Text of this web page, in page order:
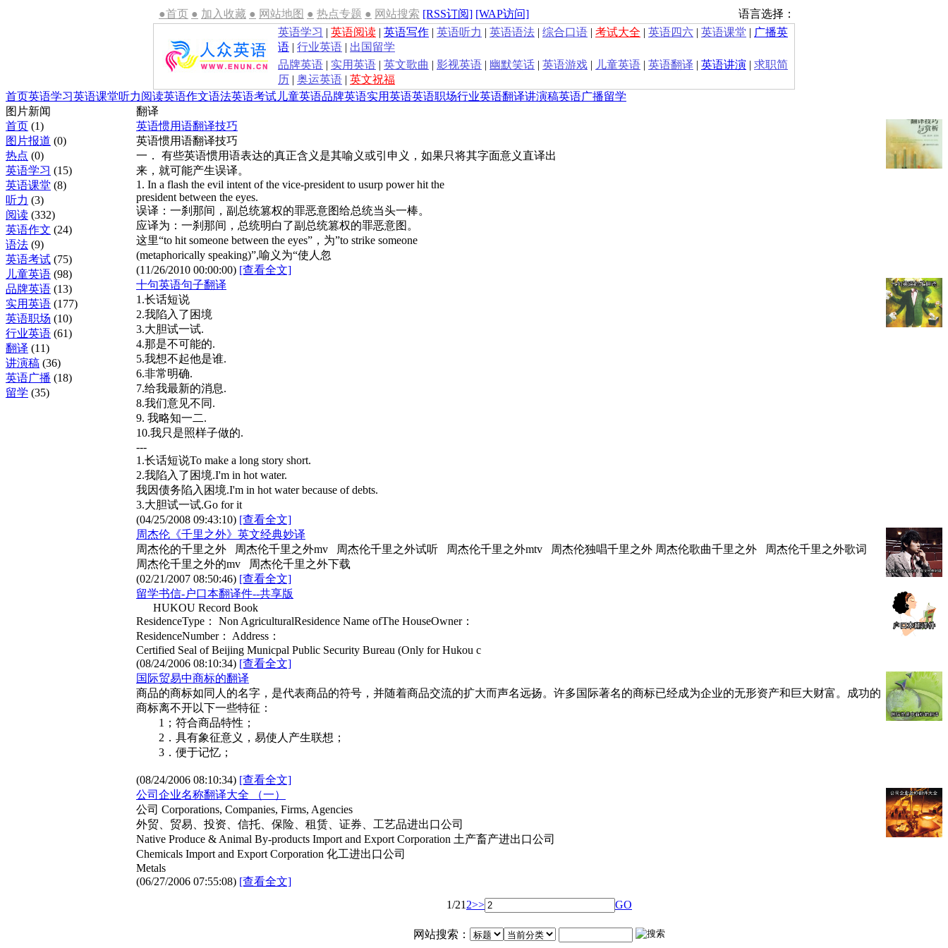
●首页 ● 加入收藏 ● 网站地图 ● 热点专题 ● 网站搜索 [RSS订阅] [WAP访问]
语言选择：
英语学习 | 英语阅读 | 英语写作 | 英语听力 | 英语语法 | 综合口语 | 考试大全 | 英语四六 | 英语课堂 | 广播英
语 | 行业英语 | 出国留学
品牌英语 | 实用英语 | 英文歌曲 | 影视英语 | 幽默笑话 | 英语游戏 | 儿童英语 | 英语翻译 | 英语讲演 | 求职简
历 | 奥运英语 | 英文祝福
首页英语学习英语课堂听力阅读英语作文语法英语考试 儿童英语品牌英语实用英语英语职场行业英语翻译讲演稿英语广播留学
图片新闻
首页 (1)
图片报道 (0)
热点 (0)
英语学习 (15)
英语课堂 (8)
听力 (3)
阅读 (332)
英语作文 (24)
语法 (9)
英语考试 (75)
儿童英语 (98)
品牌英语 (13)
实用英语 (177)
英语职场 (10)
行业英语 (61)
翻译 (11)
讲演稿 (36)
英语广播 (18)
留学 (35)
翻译
英语惯用语翻译技巧
英语惯用语翻译技巧
一． 有些英语惯用语表达的真正含义是其喻义或引申义，如果只将其字面意义直译出
来，就可能产生误译。
1. In a flash the evil intent of the vice-president to usurp power hit the
president between the eyes.
误译：一刹那间，副总统篡权的罪恶意图给总统当头一棒。
应译为：一刹那间，总统明白了副总统篡权的罪恶意图。
这里“to hit someone between the eyes”，为”to strike someone
(metaphorically speaking)”,喻义为“使人忽
(11/26/2010 00:00:00) [查看全文]
十句英语句子翻译
1.长话短说
2.我陷入了困境
3.大胆试一试.
4.那是不可能的.
5.我想不起他是谁.
6.非常明确.
7.给我最新的消息.
8.我们意见不同.
9. 我略知一二.
10.我只是照样子做的.
---
1.长话短说To make a long story short.
2.我陷入了困境.I'm in hot water.
我因债务陷入困境.I'm in hot water because of debts.
3.大胆试一试.Go for it
(04/25/2008 09:43:10) [查看全文]
周杰伦《千里之外》英文经典妙译
周杰伦的千里之外 周杰伦千里之外mv 周杰伦千里之外试听 周杰伦千里之外mtv 周杰伦独唱千里之外 周杰伦歌曲千里之外 周杰伦千里之外歌词
周杰伦千里之外的mv 周杰伦千里之外下载
(02/21/2007 08:50:46) [查看全文]
留学书信-户口本翻译件--共享版
HUKOU Record Book
ResidenceType： Non AgriculturalResidence Name ofThe HouseOwner：
ResidenceNumber： Address：
Certified Seal of Beijing Municpal Public Security Bureau (Only for Hukou c
(08/24/2006 08:10:34) [查看全文]
国际贸易中商标的翻译
商品的商标如同人的名字，是代表商品的符号，并随着商品交流的扩大而声名远扬。许多国际著名的商标已经成为企业的无形资产和巨大财富。成功的
商标离不开以下一些特征：
1；符合商品特性；
2．具有象征意义，易使人产生联想；
3．便于记忆；
(08/24/2006 08:10:34) [查看全文]
公司企业名称翻译大全 （一）
公司 Corporations, Companies, Firms, Agencies
外贸、贸易、投资、信托、保险、租赁、证券、工艺品进出口公司
Native Produce & Animal By-products Import and Export Corporation 土产畜产进出口公司
Chemicals Import and Export Corporation 化工进出口公司
Metals
(06/27/2006 07:55:08) [查看全文]
1/21 2>> GO
网站搜索：